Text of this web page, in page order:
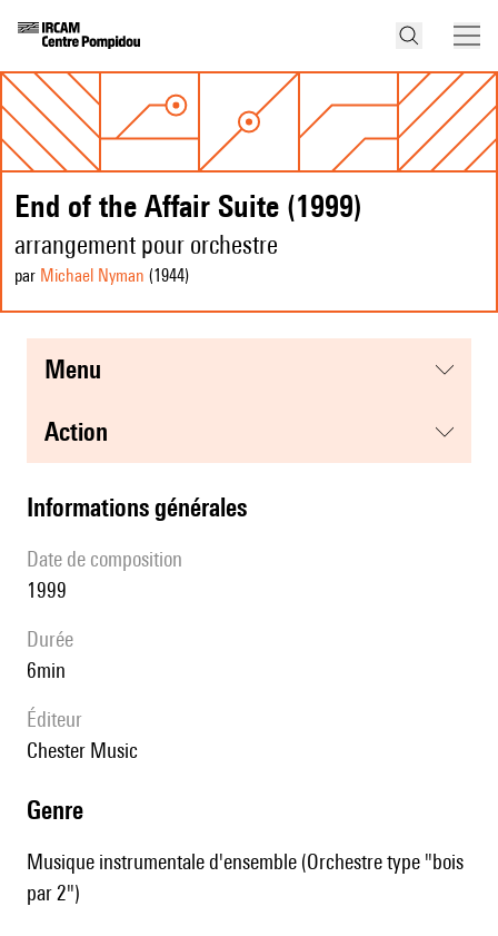
End of the Affair Suite (1999)
arrangement pour orchestre
par Michael Nyman (1944)
menu
action
informations générales
date de composition
1999
durée
6min
éditeur
Chester Music
genre
Musique instrumentale d'ensemble (Orchestre type "bois
par 2")